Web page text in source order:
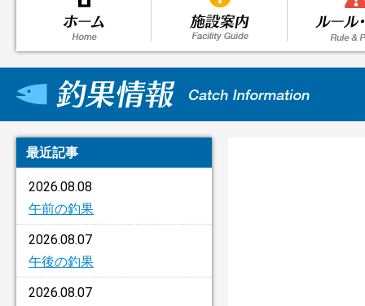
最近記事
2026.08.08
午前の釣果
2026.08.07
午後の釣果
2026.08.07